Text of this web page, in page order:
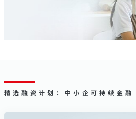
精选融资计划：中小企可持续金融